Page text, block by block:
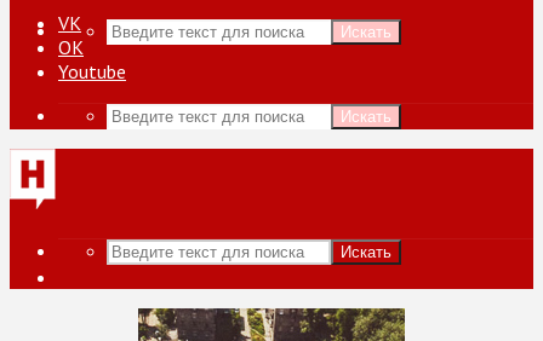
Искать
VK
ОК
Youtube
Искать
Искать